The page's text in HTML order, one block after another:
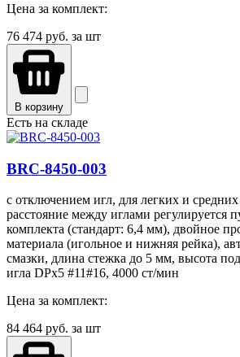
Цена за комплект:
76 474 руб. за шт
В корзину
Есть на складе
BRC-8450-003
с отключением игл, для легких и
расстояние между иглами регулируется
комплекта (стандарт: 6,4 мм), двойное
материала (игольное и нижняя рейка),
смазки, длина стежка до 5 мм, высота
игла DPx5 #11#16, 4000 ст/мин
Цена за комплект:
84 464 руб. за шт